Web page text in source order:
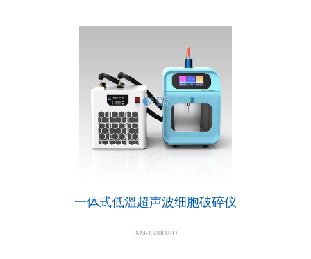
一体式低溫超声波细胞破碎仪
XM-1500DT-D